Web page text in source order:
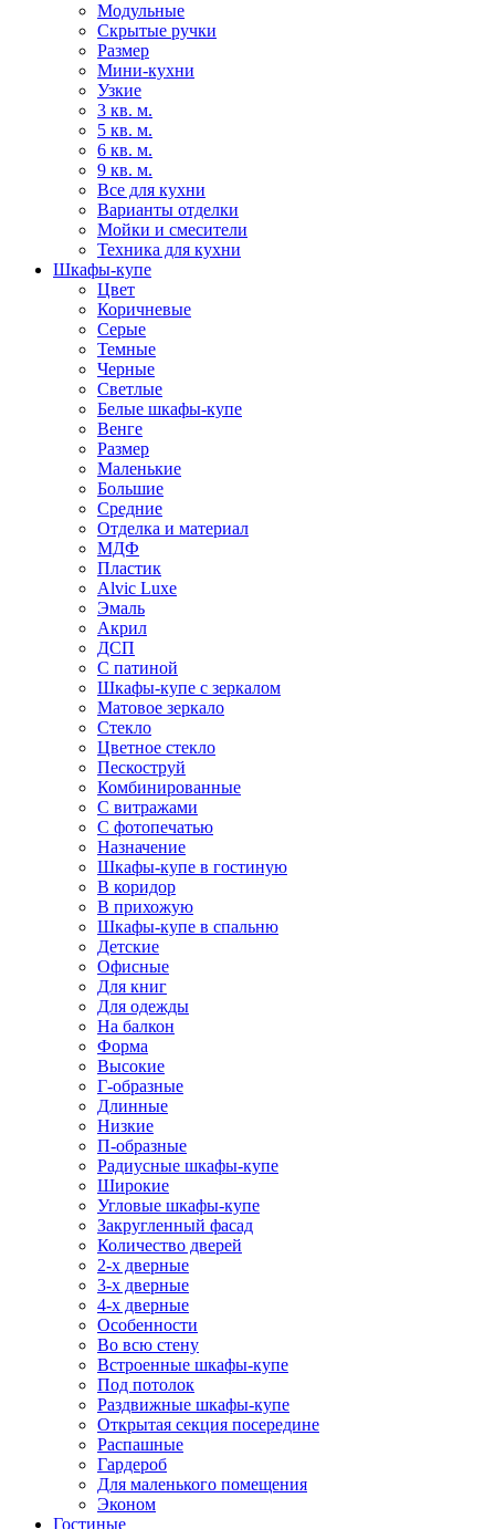
Модульные
Скрытые ручки
Размер
Мини-кухни
Узкие
3 кв. м.
5 кв. м.
6 кв. м.
9 кв. м.
Все для кухни
Варианты отделки
Мойки и смесители
Техника для кухни
Шкафы-купе
Цвет
Коричневые
Серые
Темные
Черные
Светлые
Белые шкафы-купе
Венге
Размер
Маленькие
Большие
Средние
Отделка и материал
МДФ
Пластик
Alvic Luxe
Эмаль
Акрил
ДСП
С патиной
Шкафы-купе с зеркалом
Матовое зеркало
Стекло
Цветное стекло
Пескоструй
Комбинированные
С витражами
С фотопечатью
Назначение
Шкафы-купе в гостиную
В коридор
В прихожую
Шкафы-купе в спальню
Детские
Офисные
Для книг
Для одежды
На балкон
Форма
Высокие
Г-образные
Длинные
Низкие
П-образные
Радиусные шкафы-купе
Широкие
Угловые шкафы-купе
Закругленный фасад
Количество дверей
2-х дверные
3-х дверные
4-х дверные
Особенности
Во всю стену
Встроенные шкафы-купе
Под потолок
Раздвижные шкафы-купе
Открытая секция посередине
Распашные
Гардероб
Для маленького помещения
Эконом
Гостиные